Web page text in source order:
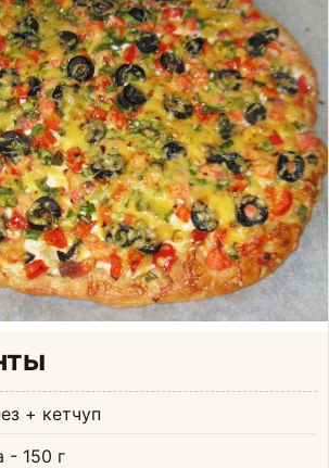
+ кетчуп
- 150 г